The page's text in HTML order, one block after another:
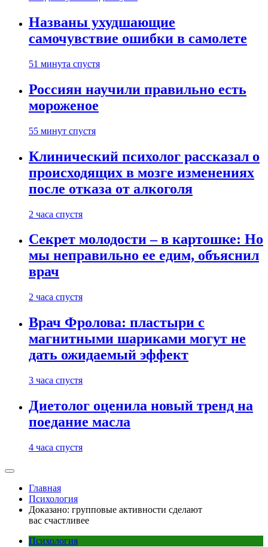
Названы ухудшающие
самочувствие ошибки в самолете
51 минута спустя
Россиян научили правильно есть
мороженое
55 минут спустя
Клинический психолог рассказал о
происходящих в мозге изменениях
после отказа от алкоголя
2 часа спустя
Секрет молодости – в картошке: Но
мы неправильно ее едим, объяснил
врач
2 часа спустя
Врач Фролова: пластыри с
магнитными шариками могут не
дать ожидаемый эффект
3 часа спустя
Диетолог оценила новый тренд на
поедание масла
4 часа спустя
Главная
Психология
Доказано: групповые активности сделают
вас счастливее
Психология